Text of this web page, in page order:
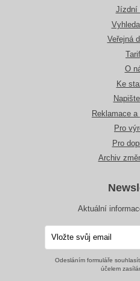
Jízdní
Veřejná
O
Ke
Reklamace
Pro
Pro
Archiv
Aktuální
Odesláním formuláře
účelem